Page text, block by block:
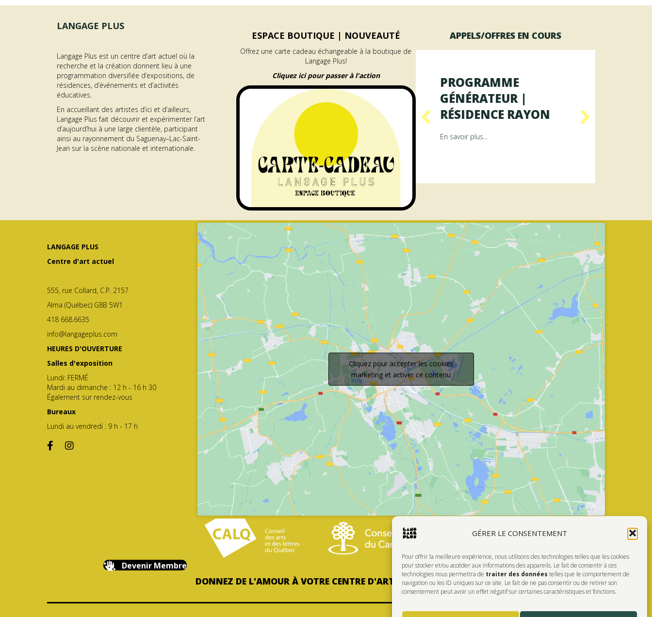
GÉRER LE CONSENTEMENT
Pour offrir la meilleure expérience, nous utilisons des technologies telles que les cookies
pour stocker et/ou accéder aux informations des appareils. Le fait de consentir à ces
technologies nous permettra de traiter des données telles que le comportement de
navigation ou les ID uniques sur ce site. Le fait de ne pas consentir ou de retirer son
consentement peut avoir un effet négatif sur certaines caractéristiques et fonctions.
LANGAGE PLUS
Langage Plus est un centre d’art actuel où la
recherche et la création donnent lieu à une
programmation diversifiée d’expositions, de
résidences, d’événements et d’activités
éducatives.
En accueillant des artistes d’ici et d’ailleurs,
Langage Plus fait découvrir et expérimenter l’art
d’aujourd’hui à une large clientèle, participant
ainsi au rayonnement du Saguenay–Lac-Saint-
Jean sur la scène nationale et internationale.
ESPACE BOUTIQUE | NOUVEAUTÉ
Offrez une carte cadeau échangeable à la boutique de
Langage Plus!
Cliquez ici pour passer à l'action
APPELS/OFFRES EN COURS
GÉNÉRATEUR | Résidence RAYON
OFFRE D’EMPLOI –
AGENT·E À L’ACCUEIL
DES PUBLICS
En savoir plus...about Offre d’emploi – Agent·e à l’accueil des publics
PROGRAMME
GÉNÉRATEUR |
RÉSIDENCE ARAMIS
En savoir plus... about Programme GÉNÉRATEUR | Résidence ArAMiS
PROGRAMME
GÉNÉRATEUR |
RÉSIDENCE RAYON
En savoir plus...
LANGAGE PLUS
Centre d'art actuel
555, rue Collard, C.P. 2157
Alma (Québec) G8B 5W1
418 668.6635
info@langageplus.com
HEURES D'OUVERTURE
Salles d'exposition
Lundi: FERMÉ
Mardi au dimanche : 12 h - 16 h 30
Également sur rendez-vous
Bureaux
Lundi au vendredi : 9 h - 17 h
Cliquez pour accepter les cookies
marketing et activer ce contenu
Devenir Membre
DONNEZ DE L'AMOUR À VOTRE CENTRE D'ARTISTES PRÉFÉRÉ!
Faire Un Don